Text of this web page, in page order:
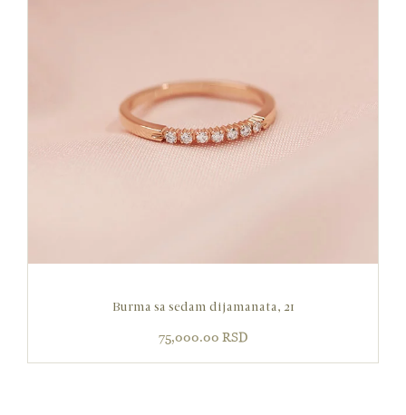
Burma sa sedam dijamanata, 21
75,000.00 RSD